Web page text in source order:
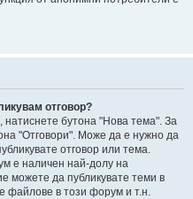
отговор?
бутона "Нова тема". За
"Отговори". Може да е нужно да
отговор или тема.
е наличен най-долу на
можете да публикувате теми в
файлове в този форум и т.н.